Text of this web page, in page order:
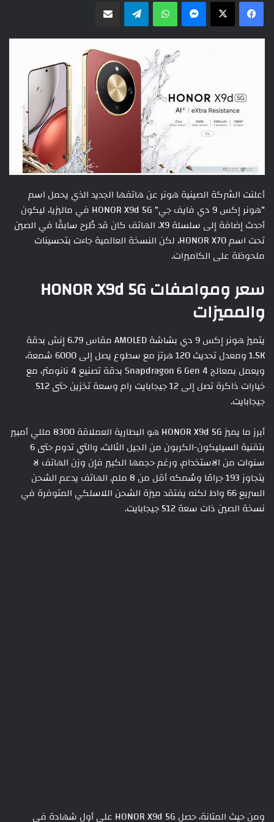
أعلنت الشركة الصينية هونر عن هاتفها الجديد الذي يحمل اسم
“هونر إكس 9 دي فايف جي” HONOR X9d 5G في ماليزيا، ليكون
أحدث إضافة إلى سلسلة X9. الهاتف كان قد طُرح سابقًا في الصين
تحت اسم HONOR X70، لكن النسخة العالمية جاءت بتحسينات
ملحوظة على الكاميرات.
سعر ومواصفات HONOR X9d 5G
والمميزات
يتميز هونر إكس 9 دي بشاشة AMOLED مقاس 6.79 إنش بدقة
1.5K ومعدل تحديث 120 هرتز مع سطوع يصل إلى 6000 شمعة،
ويعمل بمعالج Snapdragon 6 Gen 4 بدقة تصنيع 4 نانومتر، مع
خيارات ذاكرة تصل إلى 12 جيجابايت رام وسعة تخزين حتى 512
جيجابايت.
أبرز ما يميز HONOR X9d 5G هو البطارية العملاقة 8300 مللي أمبير
بتقنية السيليكون-الكربون من الجيل الثالث، والتي تدوم حتى 6
سنوات من الاستخدام، ورغم حجمها الكبير فإن وزن الهاتف لا
يتجاوز 193 جرامًا وسُمكه أقل من 8 ملم. الهاتف يدعم الشحن
السريع 66 واط لكنه يفتقد ميزة الشحن اللاسلكي المتوفرة في
نسخة الصين ذات سعة 512 جيجابايت.
ومن حيث المتانة، حصل HONOR X9d 5G على أول شهادة في